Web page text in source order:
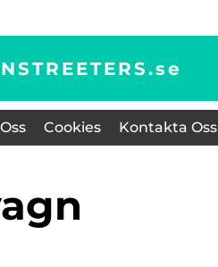
se
Cookies Kontakta Oss